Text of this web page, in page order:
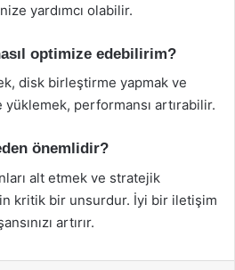
yardımcı olabilir.
optimize edebilirim?
disk birleştirme yapmak ve
yüklemek, performansı artırabilir.
önemlidir?
alt etmek ve stratejik
kritik bir unsurdur. İyi bir iletişim
artırır.